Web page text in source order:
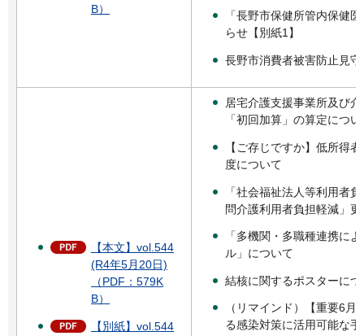
B）
「長野市保健所管内保健
らせ【別紙1】
長野市消費者被害防止見
【本文】vol.544
(R4年5月20日)
（PDF：579K
B）
【別紙】vol.544
居宅介護支援事業所及び
「初回加算」の算定につ
【ご存じですか】低所得
度について
「社会福祉法人等利用者
問介護利用者負担軽減」
「多機関・多職種連携に
ル」について
結核に関するポスターに
（リマインド）【重要6
る感染対策に活用可能な